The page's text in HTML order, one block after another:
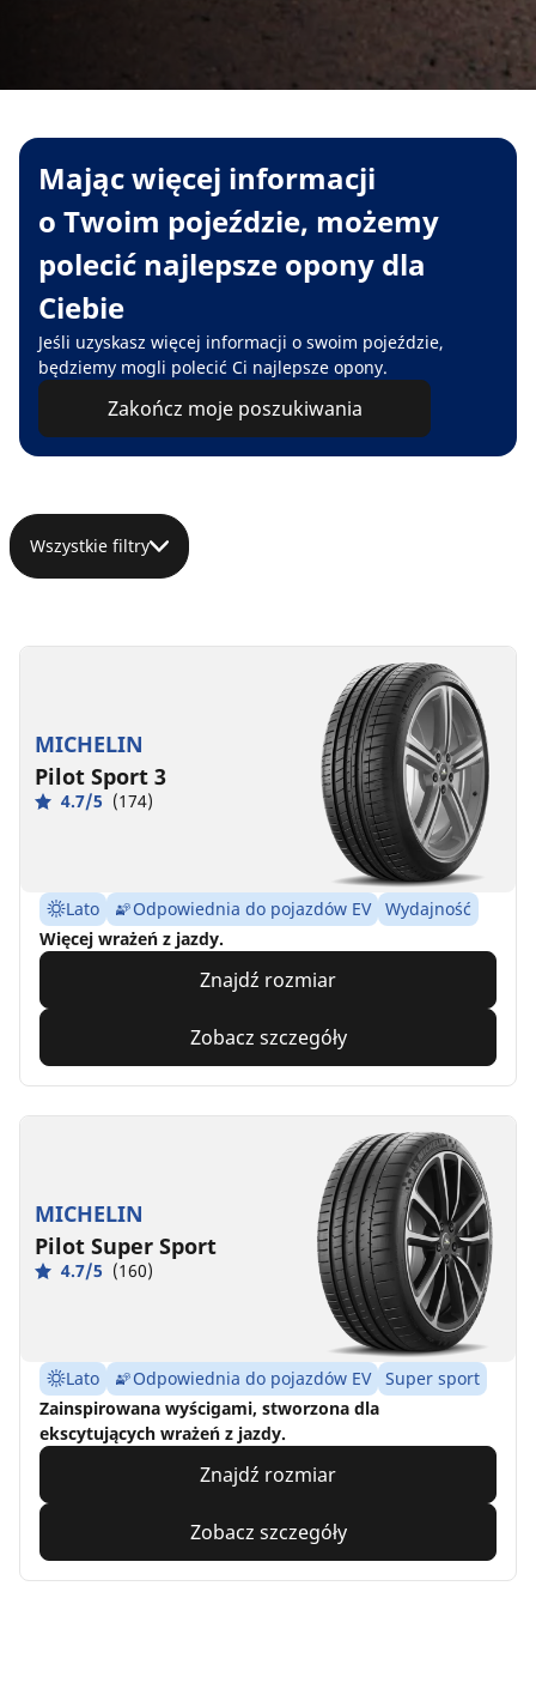
Mając więcej informacji
o Twoim pojeździe, możemy
polecić najlepsze opony dla
Ciebie
Jeśli uzyskasz więcej informacji o swoim pojeździe,
będziemy mogli polecić Ci najlepsze opony.
Zakończ moje poszukiwania
Wszystkie filtry
MICHELIN
Pilot Sport 3
4.7/5 (174)
Lato Odpowiednia do pojazdów EV
Wydajność
Więcej wrażeń z jazdy.
Znajdź rozmiar
Zobacz szczegóły
MICHELIN
Pilot Super Sport
4.7/5 (160)
Lato Odpowiednia do pojazdów EV
Super sport
Zainspirowana wyścigami, stworzona dla
ekscytujących wrażeń z jazdy.
Znajdź rozmiar
Zobacz szczegóły